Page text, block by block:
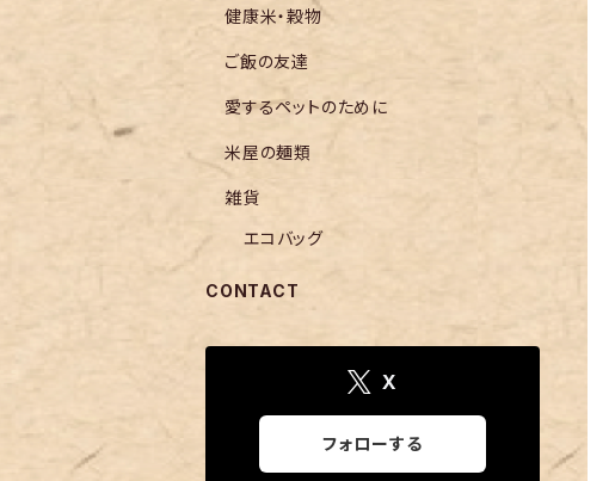
健康米・穀物
ご飯の友達
愛するペットのために
米屋の麺類
雑貨
エコバッグ
CONTACT
X
フォローする